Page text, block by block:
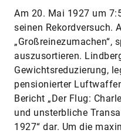
Am 20. Mai 1927 um
seinen Rekordversuch.
„Großreinezumachen“,
auszusortieren.
Gewichtsreduzierung,
pensionierter
Bericht „Der Flug:
und unsterbliche
1927“ dar. Um die